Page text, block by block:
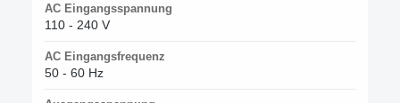
AC Eingangsspannung
110 - 240 V
AC Eingangsfrequenz
50 - 60 Hz